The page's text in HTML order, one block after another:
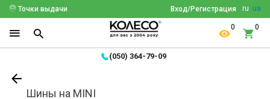
ru ua
Вход/Регистрация
Точки выдачи
0 0
(050) 364-79-09
Шины на MINI